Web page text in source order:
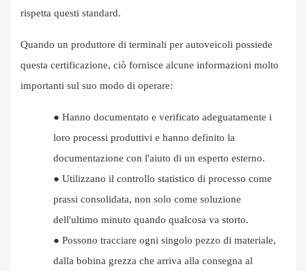
rispetta questi standard.
Quando un produttore di terminali per autoveicoli possiede
questa certificazione, ciò fornisce alcune informazioni molto
importanti sul suo modo di operare:
● Hanno documentato e verificato adeguatamente i
loro processi produttivi e hanno definito la
documentazione con l'aiuto di un esperto esterno.
● Utilizzano il controllo statistico di processo come
prassi consolidata, non solo come soluzione
dell'ultimo minuto quando qualcosa va storto.
● Possono tracciare ogni singolo pezzo di materiale,
dalla bobina grezza che arriva alla consegna al